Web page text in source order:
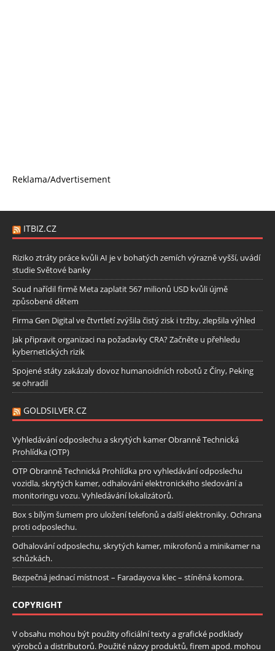
Reklama/Advertisement
ITBIZ.CZ
Riziko ztráty práce kvůli AI je v bohatých zemích výrazně vyšší, uvádí
studie Světové banky
Soud nařídil firmě Meta zaplatit 567 milionů USD kvůli újmě
způsobené dětem
Firma Gen Digital ve čtvrtletí zvýšila čistý zisk i tržby, zlepšila výhled
Jak připravit organizaci na požadavky CRA? Začněte u přehledu
kybernetických rizik
Spojené státy zakázaly dovoz humanoidních robotů z Číny, Peking
se ohradil
GOLDSILVER.CZ
Vyhledávání odposlechu a skrytých kamer Obranně Technická
Prohlídka (OTP)
OTP Obranně Technická Prohlídka pro vyhledávání odposlechu
vozidla, skrytých kamer, odhalování elektronického sledování a
monitoringu vozu. Vyhledávání lokalizátorů.
Box s bílým šumem pro uložení telefonů a další elektroniky. Ochrana
proti odposlechu.
Odhalování odposlechu, skrytých kamer, mikrofonů a minikamer na
schůzkách.
Bezpečná jednací místnost – Faradayova klec – stíněná komora.
COPYRIGHT
V obsahu mohou být použity oficiální texty a grafické podklady
výrobců a distributorů. Použité názvy produktů, firem apod. mohou